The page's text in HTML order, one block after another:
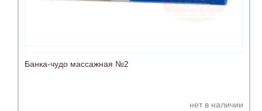
Банка-чудо массажная №2
нет в наличии